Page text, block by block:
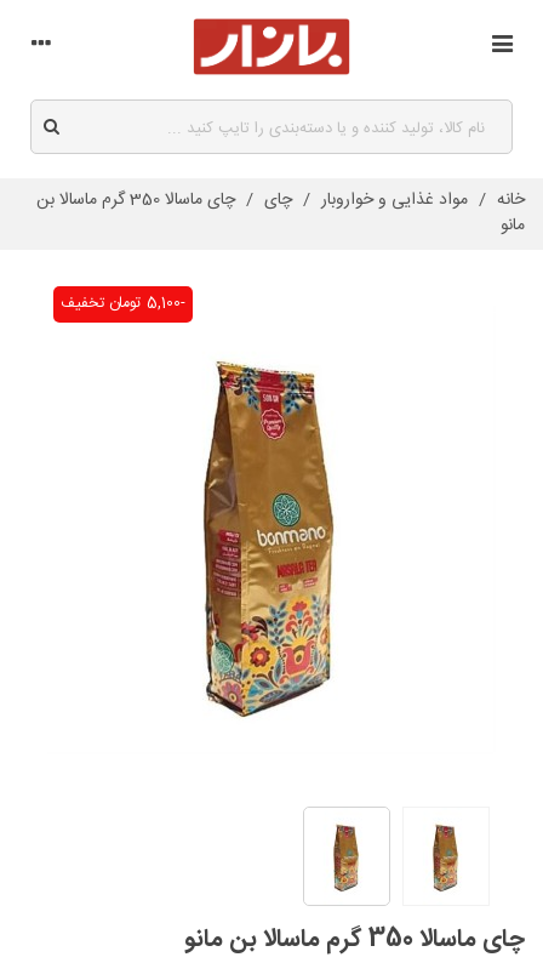
خانه / مواد غذایی و خواروبار / چای /
چای ماسالا 350 گرم ماسالا بن
مانو
تخفیف -5,100 تومان
چای ماسالا 350 گرم ماسالا بن مانو